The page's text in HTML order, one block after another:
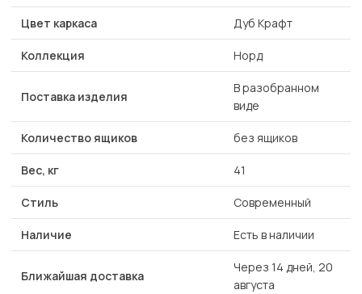
Цвет каркаса Дуб Крафт
Коллекция Норд
Поставка изделия
В разобранном
виде
Количество ящиков без ящиков
Вес, кг 41
Стиль Современный
Наличие Есть в наличии
Ближайшая доставка
Через 14 дней, 20
августа